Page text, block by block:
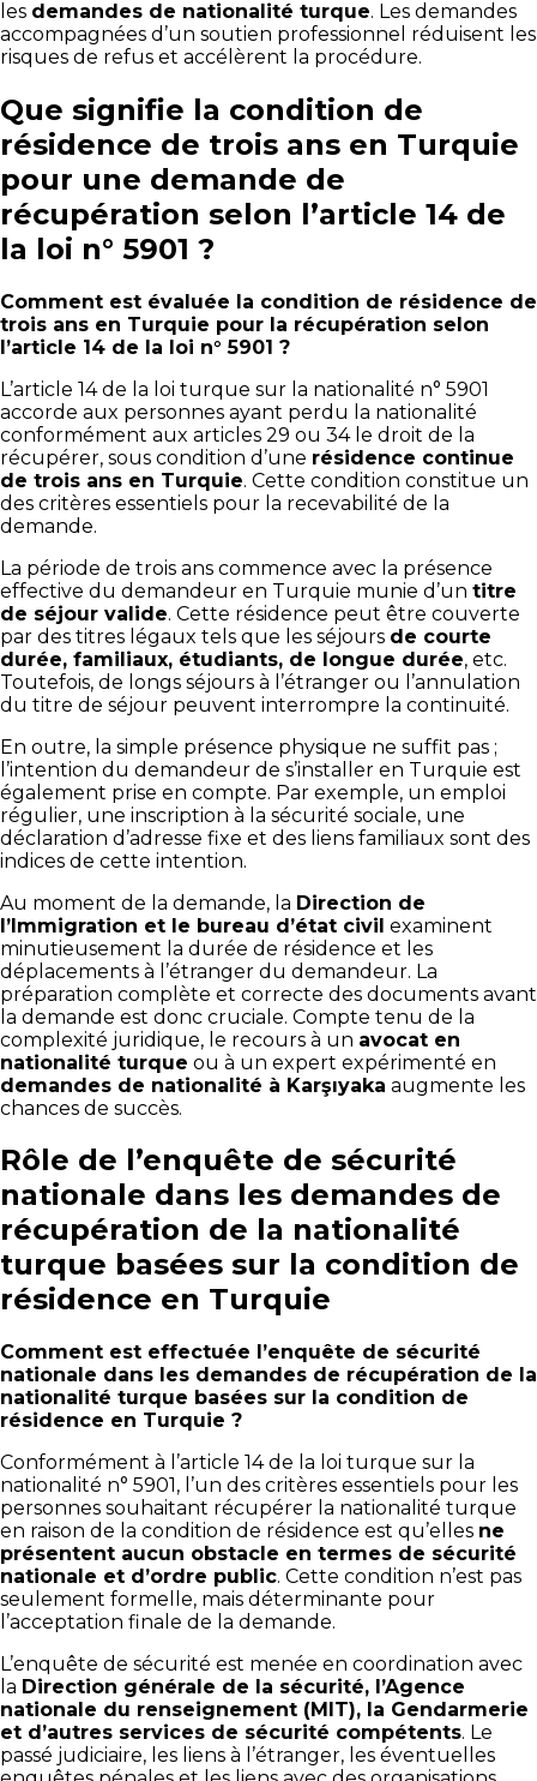
les demandes de nationalité turque. Les demandes
accompagnées d’un soutien professionnel réduisent les
risques de refus et accélèrent la procédure.
Que signifie la condition de
résidence de trois ans en Turquie
pour une demande de
récupération selon l’article 14 de
la loi n° 5901 ?
Comment est évaluée la condition de résidence de
trois ans en Turquie pour la récupération selon
l’article 14 de la loi n° 5901 ?
L’article 14 de la loi turque sur la nationalité n° 5901
accorde aux personnes ayant perdu la nationalité
conformément aux articles 29 ou 34 le droit de la
récupérer, sous condition d’une résidence continue
de trois ans en Turquie. Cette condition constitue un
des critères essentiels pour la recevabilité de la
demande.
La période de trois ans commence avec la présence
effective du demandeur en Turquie munie d’un titre
de séjour valide. Cette résidence peut être couverte
par des titres légaux tels que les séjours de courte
durée, familiaux, étudiants, de longue durée, etc.
Toutefois, de longs séjours à l’étranger ou l’annulation
du titre de séjour peuvent interrompre la continuité.
En outre, la simple présence physique ne suffit pas ;
l’intention du demandeur de s’installer en Turquie est
également prise en compte. Par exemple, un emploi
régulier, une inscription à la sécurité sociale, une
déclaration d’adresse fixe et des liens familiaux sont des
indices de cette intention.
Au moment de la demande, la Direction de
l’Immigration et le bureau d’état civil examinent
minutieusement la durée de résidence et les
déplacements à l’étranger du demandeur. La
préparation complète et correcte des documents avant
la demande est donc cruciale. Compte tenu de la
complexité juridique, le recours à un avocat en
nationalité turque ou à un expert expérimenté en
demandes de nationalité à Karşıyaka augmente les
chances de succès.
Rôle de l’enquête de sécurité
nationale dans les demandes de
récupération de la nationalité
turque basées sur la condition de
résidence en Turquie
Comment est effectuée l’enquête de sécurité
nationale dans les demandes de récupération de la
nationalité turque basées sur la condition de
résidence en Turquie ?
Conformément à l’article 14 de la loi turque sur la
nationalité n° 5901, l’un des critères essentiels pour les
personnes souhaitant récupérer la nationalité turque
en raison de la condition de résidence est qu’elles ne
présentent aucun obstacle en termes de sécurité
nationale et d’ordre public. Cette condition n’est pas
seulement formelle, mais déterminante pour
l’acceptation finale de la demande.
L’enquête de sécurité est menée en coordination avec
la Direction générale de la sécurité, l’Agence
nationale du renseignement (MIT), la Gendarmerie
et d’autres services de sécurité compétents. Le
passé judiciaire, les liens à l’étranger, les éventuelles